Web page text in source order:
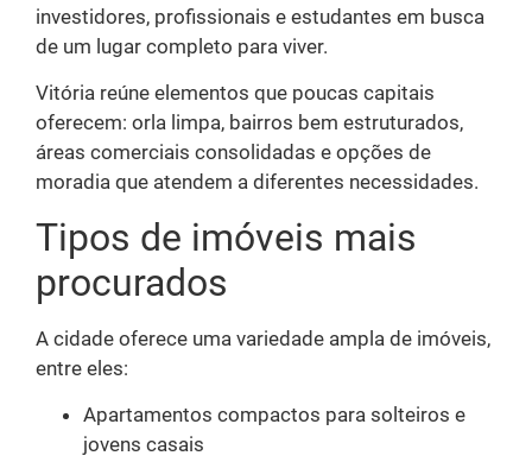
investidores, profissionais e estudantes em busca
de um lugar completo para viver.
Vitória reúne elementos que poucas capitais
oferecem: orla limpa, bairros bem estruturados,
áreas comerciais consolidadas e opções de
moradia que atendem a diferentes necessidades.
Tipos de imóveis mais
procurados
A cidade oferece uma variedade ampla de imóveis,
entre eles:
Apartamentos compactos para solteiros e
jovens casais